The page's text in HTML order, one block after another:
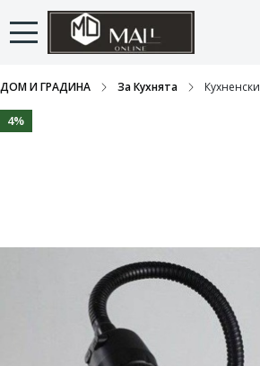
ДОМ И ГРАДИНА За Кухнята
4%